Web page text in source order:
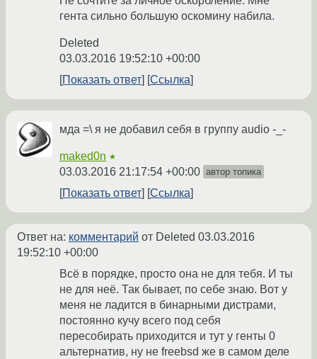
гента сильно большую оскомину набила.
Deleted
03.03.2016 19:52:10 +00:00
Показать ответ
Ссылка
мда =\ я не добавил себя в группу audio -_-
maked0n ★
03.03.2016 21:17:54 +00:00 автор топика
Показать ответ Ссылка
Ответ на: комментарий от Deleted 03.03.2016
19:52:10 +00:00
Всё в порядке, просто она не для тебя. И ты
не для неё. Так бывает, по себе знаю. Вот у
меня не ладится в бинарными дистрами,
постоянно кучу всего под себя
пересобирать приходится и тут у генты 0
альтернатив, ну не freebsd же в самом деле